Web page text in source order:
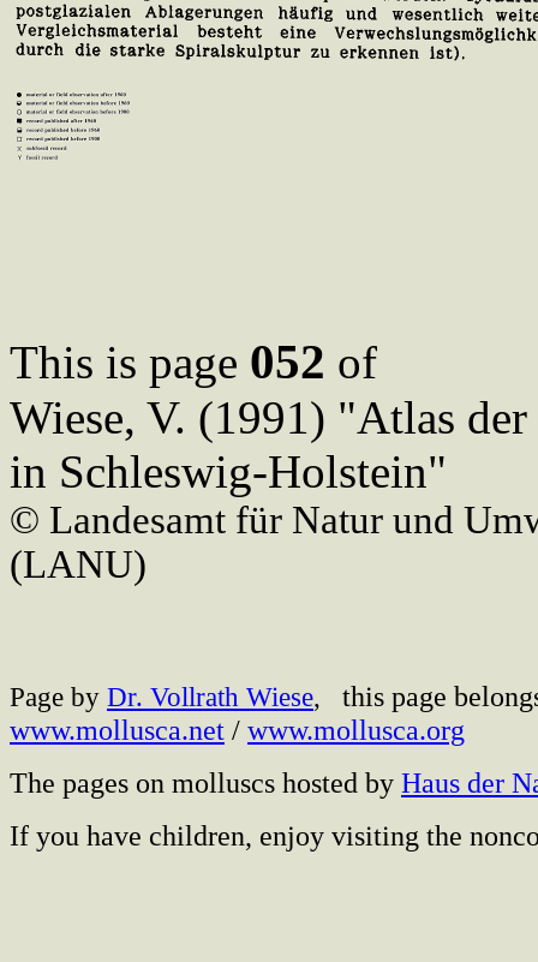
This is page 052 of
Wiese, V. (1991) "Atlas
in Schleswig-Holstein"
© Landesamt für Natur und
(LANU)
Page by Dr. Vollrath Wiese,
this page
www.mollusca.net / www.mollusca.org
The pages on molluscs hosted by Haus der
If you have children, enjoy visiting the